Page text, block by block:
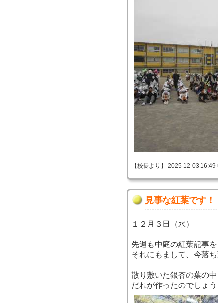
【校長より】 2025-12-03 16:49
見事な紅葉です！
１２月３日（水）
先週も中庭の紅葉記事
それにもまして、今落
散り敷いた銀杏の葉の
だれが作ったのでしょ